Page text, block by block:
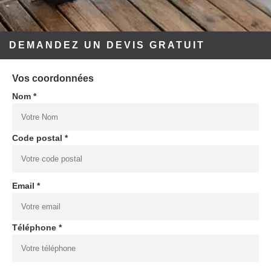
DEMANDEZ UN DEVIS GRATUIT
Vos coordonnées
Nom *
Code postal *
Email *
Téléphone *